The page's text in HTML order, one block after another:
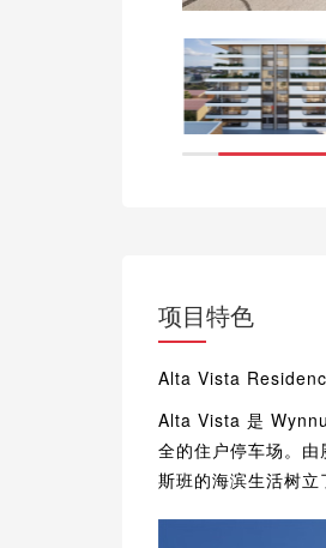
项目特色
Alta Vista
Alta Vista 是
全的住户停车场。
斯班的海滨生活树立